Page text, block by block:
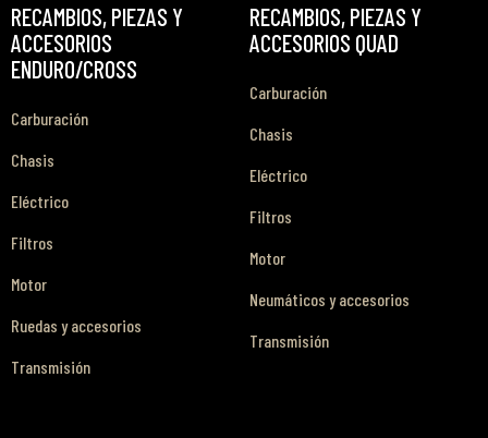
RECAMBIOS, PIEZAS Y
ACCESORIOS
ENDURO/CROSS
Carburación
Chasis
Eléctrico
Filtros
Motor
Ruedas y accesorios
Transmisión
RECAMBIOS, PIEZAS Y
ACCESORIOS QUAD
Carburación
Chasis
Eléctrico
Filtros
Motor
Neumáticos y accesorios
Transmisión